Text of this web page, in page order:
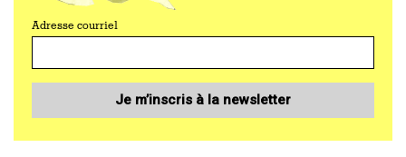
Adresse courriel
Je m’inscris à la newsletter